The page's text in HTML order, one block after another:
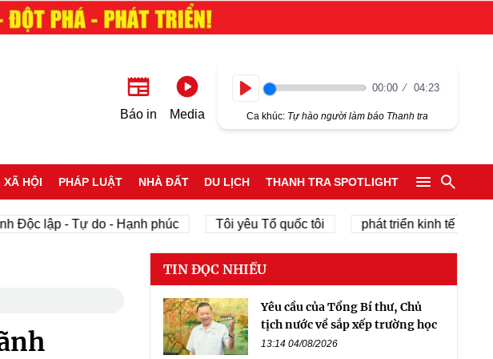
Báo in Media
00:00 04:23
Ca khúc: Tự hào người làm báo Thanh tra
XÃ HỘI PHÁP LUẬT NHÀ ĐẤT DU LỊCH THANH TRA SPOTLIGHT
lập - Tự do - Hạnh phúc Tôi yêu Tổ quốc tôi phát triển kinh tế tư nhân
TIN ĐỌC NHIỀU
Yêu cầu của Tổng Bí thư, Chủ
tịch nước về sắp xếp trường học
13:14 04/08/2026